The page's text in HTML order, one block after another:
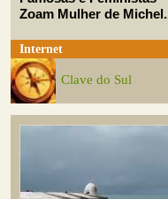
Zoam Mulher de
Internet
Clave do Sul